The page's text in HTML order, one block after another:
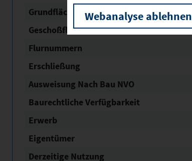
Grundflächen­zahl (GRZ)
Geschoßflächen­zahl (GFZ)
Flurnummern
Erschließung
Ausweisung Nach Bau NVO
Baurechtliche Verfügbarkeit
Erwerb
Eigentümer
Derzeitige Nutzung
Webanalyse ablehnen